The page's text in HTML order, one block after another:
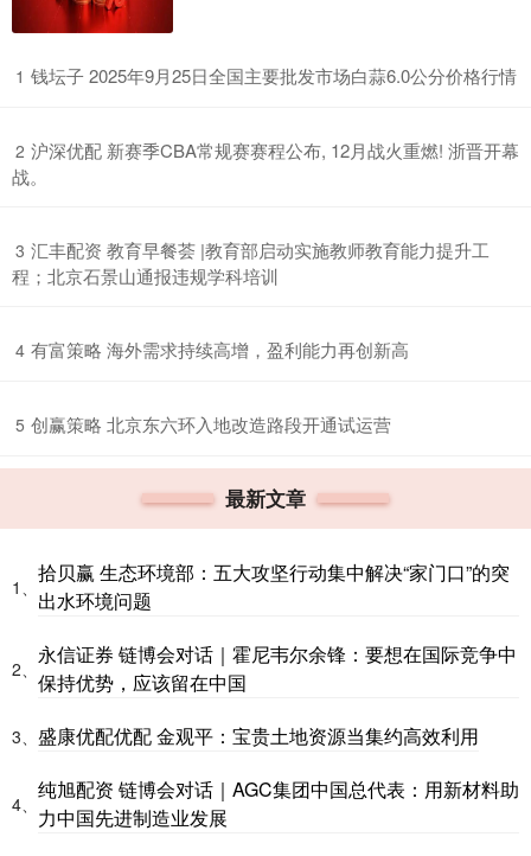
1 ​钱坛子 2025年9月25日全国主要批发市场白蒜6.0公分价格行情
2 ​沪深优配 新赛季CBA常规赛赛程公布, 12月战火重燃! 浙晋开幕
战。
3 ​汇丰配资 教育早餐荟 |教育部启动实施教师教育能力提升工
程；北京石景山通报违规学科培训
4 ​有富策略 海外需求持续高增，盈利能力再创新高
5 ​创赢策略 北京东六环入地改造路段开通试运营
最新文章
1、
拾贝赢 生态环境部：五大攻坚行动集中解决“家门口”的突
出水环境问题
2、
永信证券 链博会对话｜霍尼韦尔余锋：要想在国际竞争中
保持优势，应该留在中国
3、 盛康优配优配 金观平：宝贵土地资源当集约高效利用
4、
纯旭配资 链博会对话｜AGC集团中国总代表：用新材料助
力中国先进制造业发展